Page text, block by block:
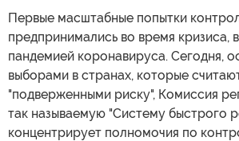
Первые масштабные попытки
предпринимались во время кризиса,
пандемией коронавируса. Сегодня,
выборами в странах, которые
"подверженными риску", Комиссия
так называемую "Систему быстрого
концентрирует полномочия по